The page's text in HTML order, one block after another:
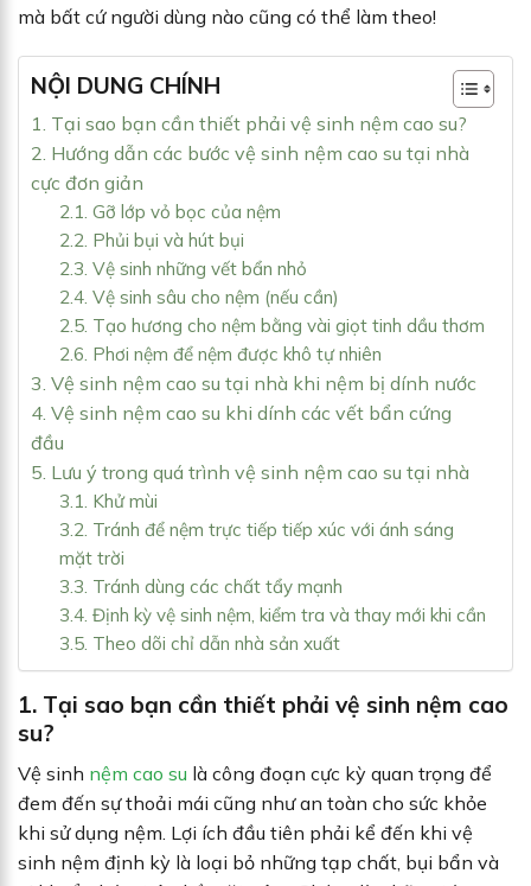
mà bất cứ người dùng nào cũng có thể làm theo!
NỘI DUNG CHÍNH
1. Tại sao bạn cần thiết phải vệ sinh nệm cao su?
2. Hướng dẫn các bước vệ sinh nệm cao su tại nhà
cực đơn giản
2.1. Gỡ lớp vỏ bọc của nệm
2.2. Phủi bụi và hút bụi
2.3. Vệ sinh những vết bẩn nhỏ
2.4. Vệ sinh sâu cho nệm (nếu cần)
2.5. Tạo hương cho nệm bằng vài giọt tinh dầu thơm
2.6. Phơi nệm để nệm được khô tự nhiên
3. Vệ sinh nệm cao su tại nhà khi nệm bị dính nước
4. Vệ sinh nệm cao su khi dính các vết bẩn cứng
đầu
5. Lưu ý trong quá trình vệ sinh nệm cao su tại nhà
3.1. Khử mùi
3.2. Tránh để nệm trực tiếp tiếp xúc với ánh sáng
mặt trời
3.3. Tránh dùng các chất tẩy mạnh
3.4. Định kỳ vệ sinh nệm, kiểm tra và thay mới khi cần
3.5. Theo dõi chỉ dẫn nhà sản xuất
1. Tại sao bạn cần thiết phải vệ sinh nệm cao
su?
Vệ sinh nệm cao su là công đoạn cực kỳ quan trọng để
đem đến sự thoải mái cũng như an toàn cho sức khỏe
khi sử dụng nệm. Lợi ích đầu tiên phải kể đến khi vệ
sinh nệm định kỳ là loại bỏ những tạp chất, bụi bẩn và